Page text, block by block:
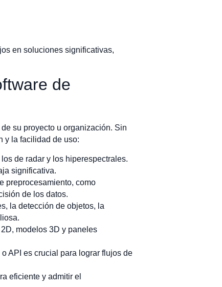
en soluciones significativas,
de
su proyecto u organización. Sin
y la facilidad de uso:
de radar y los hiperespectrales.
significativa.
preprocesamiento, como
de los datos.
la detección de objetos, la
modelos 3D y paneles
API es crucial para lograr flujos de
eficiente y admitir el